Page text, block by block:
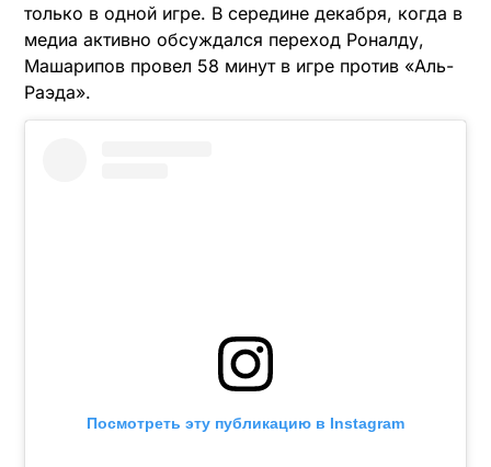
только в одной игре. В середине декабря, когда в
медиа активно обсуждался переход Роналду,
Машарипов провел 58 минут в игре против «Аль-
Раэда».
Посмотреть эту публикацию в Instagram